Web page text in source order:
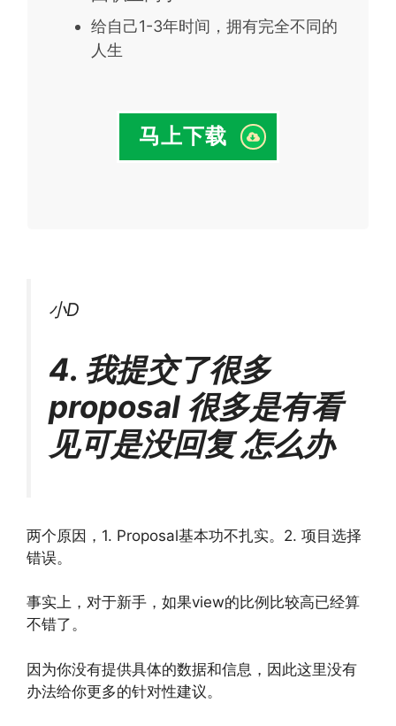
给自己1-3年时间，拥有完全不同的
人生
马上下载
小D
4. 我提交了很多
proposal 很多是有看
见可是没回复 怎么办
两个原因，1. Proposal基本功不扎实。2. 项目选择
错误。
事实上，对于新手，如果view的比例比较高已经算
不错了。
因为你没有提供具体的数据和信息，因此这里没有
办法给你更多的针对性建议。